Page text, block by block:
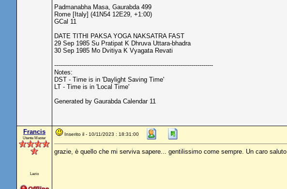
Padmanabha Masa, Gaurabda 499
Rome [Italy] (41N54 12E29, +1:00)
GCal 11
DATE TITHI PAKSA YOGA NAKSATRA FAST
29 Sep 1985 Su Pratipat K Dhruva Uttara-bhadra
30 Sep 1985 Mo Dvitiya K Vyagata Revati
----------------------------------------------------------------------------------
Notes:
DST - Time is in 'Daylight Saving Time'
LT - Time is in 'Local Time'
Generated by Gaurabda Calendar 11
Francis
Utente Master
Lazio
Inserito il - 10/11/2023 : 18:31:00
grazie, è quello che mi serviva sapere... gentilissimo come sempre. Un caro saluto